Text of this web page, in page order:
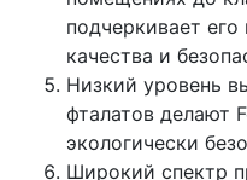
подчеркивает
качества и
Низкий уровень
фталатов делают
экологически
Широкий спектр